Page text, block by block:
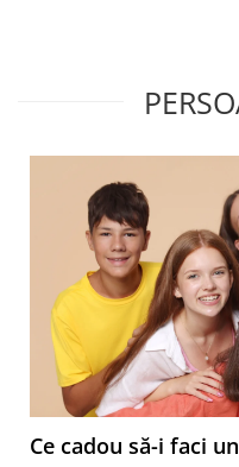
Ce cadou să-i faci